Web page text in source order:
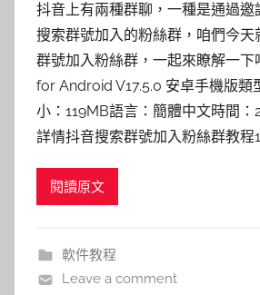
抖音上有兩種群聊，一種是通過邀
搜索群號加入的粉絲群，咱們今天
群號加入粉絲群，一起來瞭解一下
for Android V17.5.0 安卓手機版類
小：119MB語言：簡體中文時間
詳情抖音搜索群號加入粉絲群教程
閱讀原文
軟件教程
Leave a comment